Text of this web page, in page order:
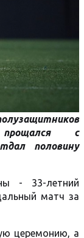
прощался с
половину
- 33-летний
матч за
церемонию, а